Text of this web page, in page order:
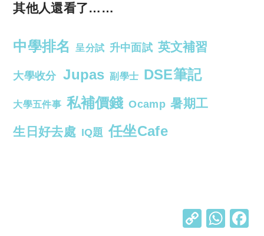
其他人還看了……
中學排名 呈分試 升中面試 英文補習
大學收分 Jupas 副學士 DSE筆記
大學五件事 私補價錢 Ocamp 暑期工
生日好去處 IQ題 任坐Cafe
C W